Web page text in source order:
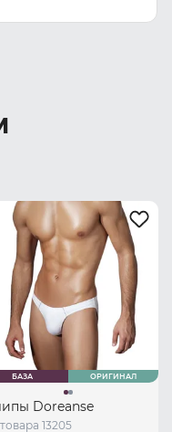
БАЗА ОРИГИНАЛ
Doreanse
13205